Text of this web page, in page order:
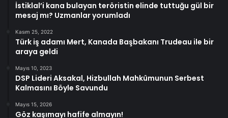
İstiklal’i kana bulayan teröristin elinde tuttuğu gül bir
mesaj mı? Uzmanlar yorumladı
Kasım 25, 2022
Türk iş adamı Mert, Kanada Başbakanı Trudeau ile bir
araya geldi
Mayıs 10, 2023
DSP Lideri Aksakal, Hizbullah Mahkûmunun Serbest
Kalmasını Böyle Savundu
Mayıs 15, 2026
Göz kaşımayı hafife almayın!